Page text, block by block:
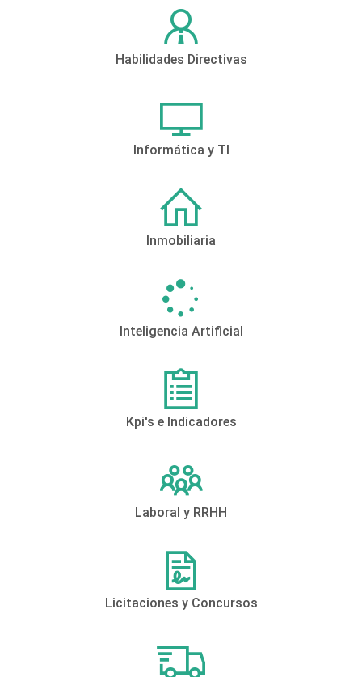
Habilidades Directivas
Informática y TI
Inmobiliaria
Inteligencia Artificial
Kpi's e Indicadores
Laboral y RRHH
Licitaciones y Concursos